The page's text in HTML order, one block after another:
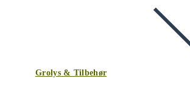
Grolys & Tilbehør